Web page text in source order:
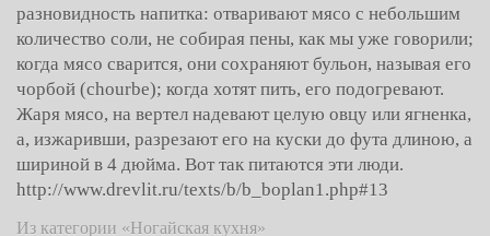
разновидность напитка: отваривают мясо с небольшим
количество соли, не собирая пены, как мы уже говорили;
когда мясо сварится, они сохраняют бульон, называя его
чорбой (chourbe); когда хотят пить, его подогревают.
Жаря мясо, на вертел надевают целую овцу или ягненка,
а, изжаривши, разрезают его на куски до фута длиною, а
шириной в 4 дюйма. Вот так питаются эти люди.
http://www.drevlit.ru/texts/b/b_boplan1.php#13
Из категории «Ногайская кухня»